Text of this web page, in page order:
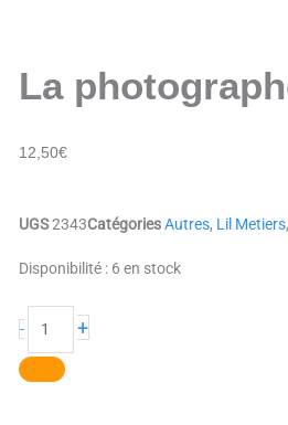
La
12,50€
UGS2343Catégories Autres, Lil Metiers,
Disponibilité : 6 en stock
-
quantité
La
photographe
Duck
+